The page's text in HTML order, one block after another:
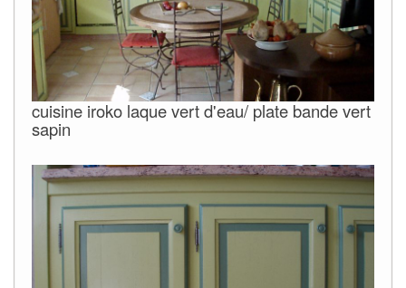
cuisine iroko laque vert d'eau/ plate bande vert
sapin